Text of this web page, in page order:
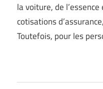
la voiture, de
cotisations
Toutefois, pour les